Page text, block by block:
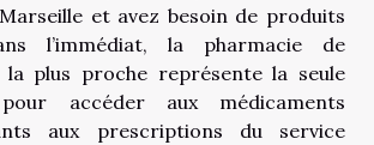
et avez besoin de produits
l’immédiat, la pharmacie de
la plus proche représente la seule
accéder aux médicaments
aux prescriptions du service